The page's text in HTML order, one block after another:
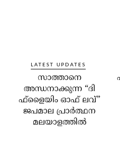
LATEST UPDATES
സാത്താനെ
അന്ധനാക്കുന്ന “ദി
ഫ്‌ളൈയിം ഓഫ് ലവ്”
ജപമാല പ്രാർത്ഥന
മലയാളത്തിൽ